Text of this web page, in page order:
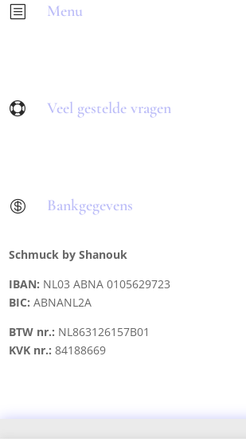
b Menu
 Veel gestelde vragen
 Bankgegevens
Schmuck by Shanouk
IBAN: NL03 ABNA 0105629723
BIC: ABNANL2A
BTW nr.: NL863126157B01
KVK nr.:84188669